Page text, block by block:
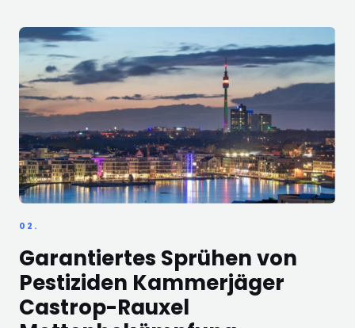
02.
Garantiertes Sprühen von
Pestiziden Kammerjäger
Castrop-Rauxel